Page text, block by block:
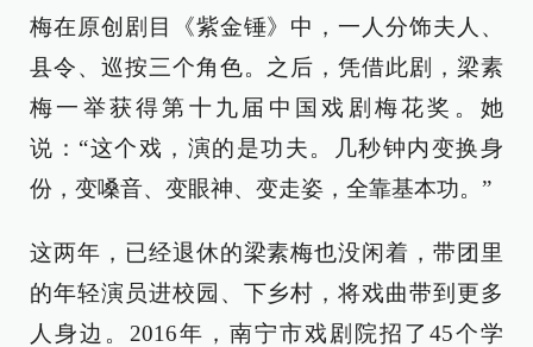
梅在原创剧目《紫金锤》中，一人分饰夫人、
县令、巡按三个角色。之后，凭借此剧，梁素
梅一举获得第十九届中国戏剧梅花奖。她
说：“这个戏，演的是功夫。几秒钟内变换身
份，变嗓音、变眼神、变走姿，全靠基本功。”
这两年，已经退休的梁素梅也没闲着，带团里
的年轻演员进校园、下乡村，将戏曲带到更多
人身边。2016年，南宁市戏剧院招了45个学